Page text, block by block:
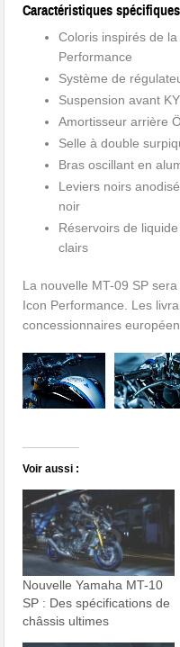
Caractéristiques
Coloris inspirés de
Performance
Système de
Suspension avant
Amortisseur arrière
Selle à double
Bras oscillant en
Leviers noirs
noir
Réservoirs de
clairs
La nouvelle MT-09 SP
Icon Performance. Les
concessionnaires
Voir aussi :
Nouvelle Yamaha MT-10
SP : Des spécifications de
châssis ultimes